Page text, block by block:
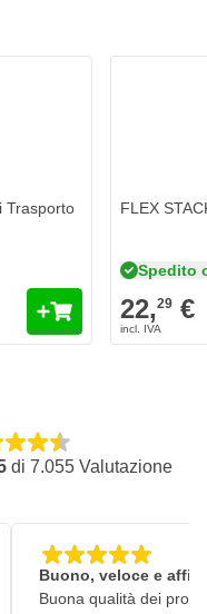
Trasporto
FLEX
Spedito
22,29 €
di 7.055 Valutazione
Buono, veloce e
Buona qualità dei